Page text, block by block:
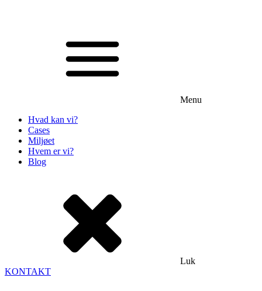
Menu
Hvad kan vi?
Cases
Miljøet
Hvem er vi?
Blog
Luk
KONTAKT